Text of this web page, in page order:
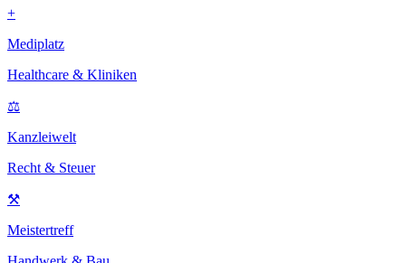
+
Mediplatz
Healthcare & Kliniken
⚖
Kanzleiwelt
Recht & Steuer
⚒
Meistertreff